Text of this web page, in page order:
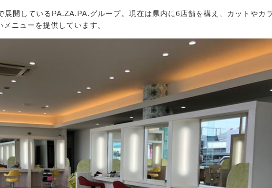
展開しているPA.ZA.PA.グループ。現在は県内に6店舗を構え、カットやカ
ニューを提供しています。